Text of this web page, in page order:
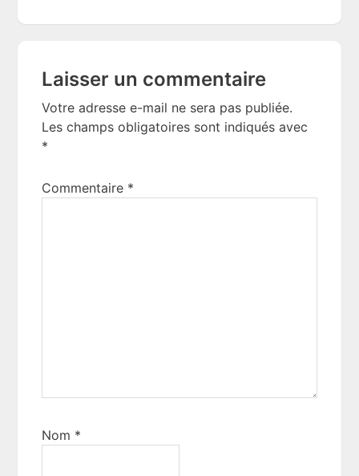
Interactions
Laisser un commentaire
Votre adresse e-mail ne sera pas publiée.
Les champs obligatoires sont indiqués avec
*
Commentaire *
Nom *